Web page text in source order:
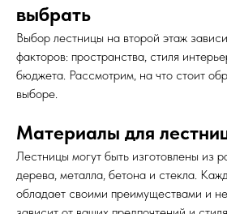
выбрать
Выбор лестницы на второй этаж
факторов: пространства, стиля
бюджета. Рассмотрим, на что стоит
выборе.
Материалы для
Лестницы могут быть изготовлены из
дерева, металла, бетона и стекла.
обладает своими преимуществами и